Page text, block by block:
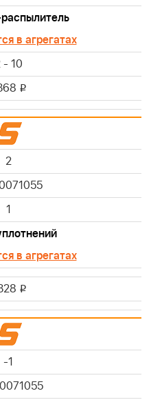
в агрегатах
- 10
i
2
1
в агрегатах
i
-1